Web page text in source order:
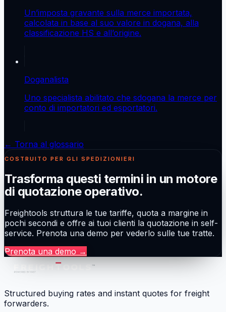
Un’imposta gravante sulla merce importata,
calcolata in base al suo valore in dogana, alla
classificazione HS e all’origine.
Doganalista
Uno specialista abilitato che sdogana la merce per
conto di importatori ed esportatori.
← Torna al glossario
COSTRUITO PER GLI SPEDIZIONIERI
Trasforma questi termini in un motore
di quotazione operativo.
Freightools struttura le tue tariffe, quota a margine in
pochi secondi e offre ai tuoi clienti la quotazione in self-
service. Prenota una demo per vederlo sulle tue tratte.
Prenota una demo →
Structured buying rates and instant quotes for freight
forwarders.